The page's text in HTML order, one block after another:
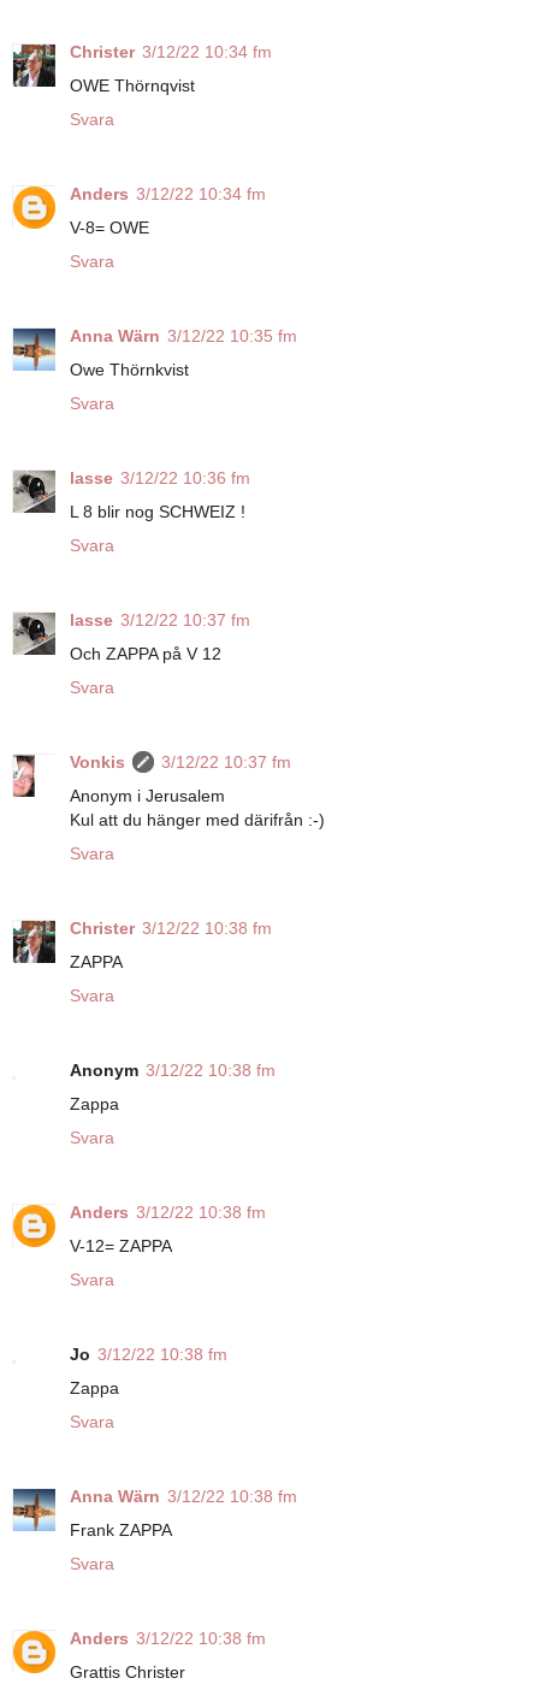
Christer 3/12/22 10:34 fm
OWE Thörnqvist
Svara
Anders 3/12/22 10:34 fm
V-8= OWE
Svara
Anna Wärn 3/12/22 10:35 fm
Owe Thörnkvist
Svara
lasse 3/12/22 10:36 fm
L 8 blir nog SCHWEIZ !
Svara
lasse 3/12/22 10:37 fm
Och ZAPPA på V 12
Svara
Vonkis
3/12/22 10:37 fm
Anonym i Jerusalem
Kul att du hänger med därifrån :-)
Svara
Christer 3/12/22 10:38 fm
ZAPPA
Svara
Anonym 3/12/22 10:38 fm
Zappa
Svara
Anders 3/12/22 10:38 fm
V-12= ZAPPA
Svara
Jo 3/12/22 10:38 fm
Zappa
Svara
Anna Wärn 3/12/22 10:38 fm
Frank ZAPPA
Svara
Anders 3/12/22 10:38 fm
Grattis Christer